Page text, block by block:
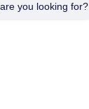
you looking for?